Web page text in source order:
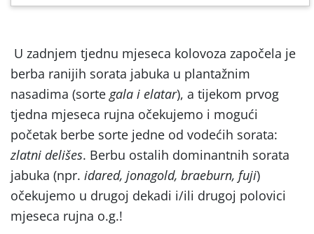
U zadnjem tjednu mjeseca kolovoza započela je
berba ranijih sorata jabuka u plantažnim
nasadima (sorte gala i elatar), a tijekom prvog
tjedna mjeseca rujna očekujemo i mogući
početak berbe sorte jedne od vodećih sorata:
zlatni delišes. Berbu ostalih dominantnih sorata
jabuka (npr. idared, jonagold, braeburn, fuji)
očekujemo u drugoj dekadi i/ili drugoj polovici
mjeseca rujna o.g.!